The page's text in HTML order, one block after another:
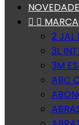
 
2 JAL
3L
3M
ABC